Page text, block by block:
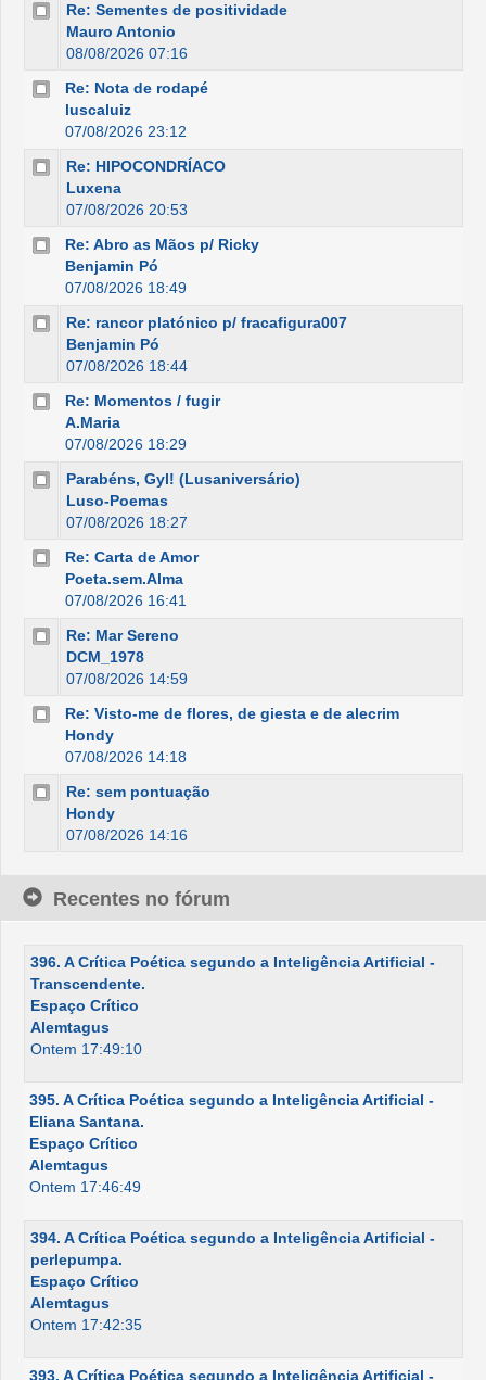
Re: Sementes de positividade
Mauro Antonio
08/08/2026 07:16
Re: Nota de rodapé
luscaluiz
07/08/2026 23:12
Re: HIPOCONDRÍACO
Luxena
07/08/2026 20:53
Re: Abro as Mãos p/ Ricky
Benjamin Pó
07/08/2026 18:49
Re: rancor platónico p/ fracafigura007
Benjamin Pó
07/08/2026 18:44
Re: Momentos / fugir
A.Maria
07/08/2026 18:29
Parabéns, Gyl! (Lusaniversário)
Luso-Poemas
07/08/2026 18:27
Re: Carta de Amor
Poeta.sem.Alma
07/08/2026 16:41
Re: Mar Sereno
DCM_1978
07/08/2026 14:59
Re: Visto-me de flores, de giesta e de alecrim
Hondy
07/08/2026 14:18
Re: sem pontuação
Hondy
07/08/2026 14:16
Recentes no fórum
396. A Crítica Poética segundo a Inteligência Artificial -
Transcendente.
Espaço Crítico
Alemtagus
Ontem 17:49:10
395. A Crítica Poética segundo a Inteligência Artificial -
Eliana Santana.
Espaço Crítico
Alemtagus
Ontem 17:46:49
394. A Crítica Poética segundo a Inteligência Artificial -
perlepumpa.
Espaço Crítico
Alemtagus
Ontem 17:42:35
393. A Crítica Poética segundo a Inteligência Artificial -